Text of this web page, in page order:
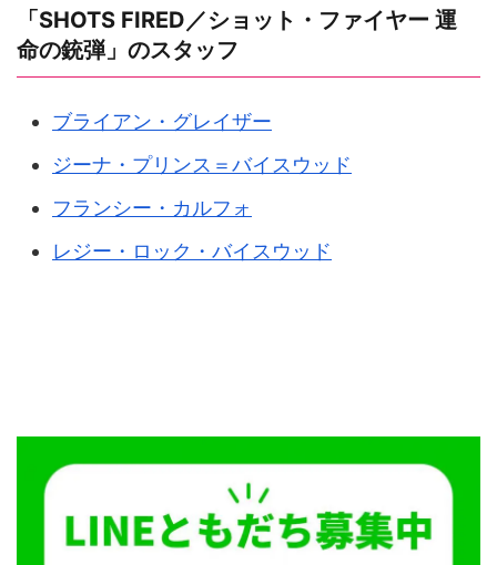
「SHOTS FIRED／ショット・ファイヤー 運
命の銃弾」のスタッフ
ブライアン・グレイザー
ジーナ・プリンス＝バイスウッド
フランシー・カルフォ
レジー・ロック・バイスウッド